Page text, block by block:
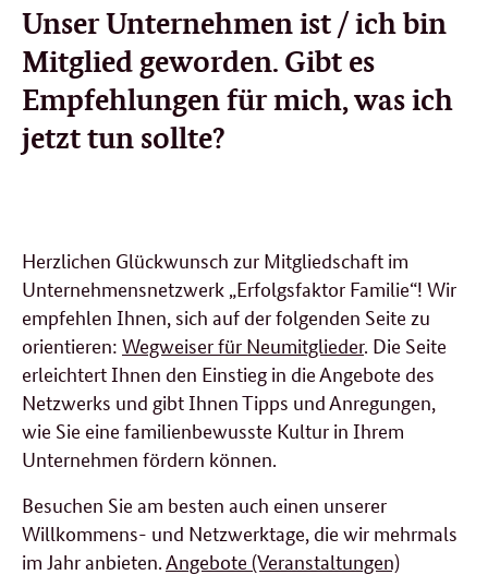
Unser Unternehmen ist / ich bin
Mitglied geworden. Gibt es
Empfehlungen für mich, was ich
jetzt tun sollte?
Herzlichen Glückwunsch zur Mitgliedschaft im
Unternehmensnetzwerk „Erfolgsfaktor Familie“! Wir
empfehlen Ihnen, sich auf der folgenden Seite zu
orientieren: Wegweiser für Neumitglieder. Die Seite
erleichtert Ihnen den Einstieg in die Angebote des
Netzwerks und gibt Ihnen Tipps und Anregungen,
wie Sie eine familienbewusste Kultur in Ihrem
Unternehmen fördern können.
Besuchen Sie am besten auch einen unserer
Willkommens- und Netzwerktage , die wir mehrmals
im Jahr anbieten. Angebote (Veranstaltungen)